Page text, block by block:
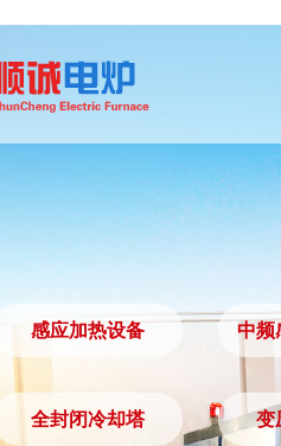
感应加热设备
感应加热设备 中频
全封闭冷却塔 变